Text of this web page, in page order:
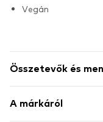
Vegán
Összetevők és
A márkáról